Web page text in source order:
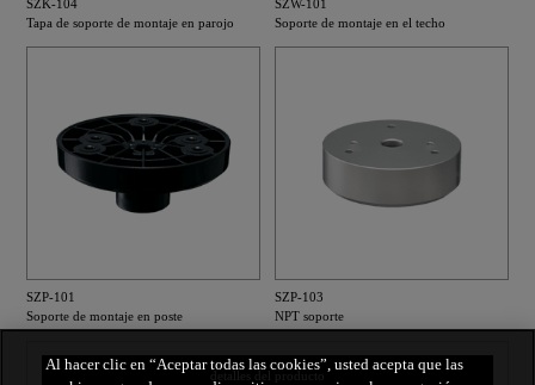
SZK-104
Tapa de soporte de montaje en parojo
SZW-101
Soporte de montaje en el techo
SZP-101
Soporte de montaje en poste
SZP-103
NPT soporte
detalles del producto
Al hacer clic en “Aceptar todas las cookies”, usted acepta que las